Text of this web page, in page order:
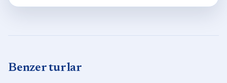
Benzer turlar